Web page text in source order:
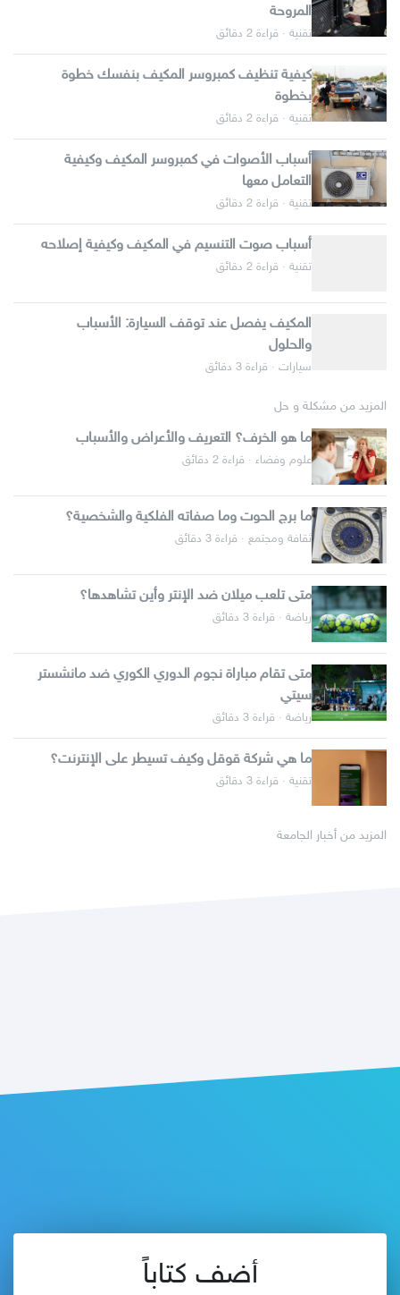
المروحة
تقنية · قراءة 2 دقائق
كيفية تنظيف كمبروسر المكيف بنفسك خطوة
بخطوة
تقنية · قراءة 2 دقائق
أسباب الأصوات في كمبروسر المكيف وكيفية
التعامل معها
تقنية · قراءة 2 دقائق
أسباب صوت التنسيم في المكيف وكيفية إصلاحه
تقنية · قراءة 2 دقائق
المكيف يفصل عند توقف السيارة: الأسباب
والحلول
سيارات · قراءة 3 دقائق
المزيد من مشكلة و حل
ما هو الخرف؟ التعريف والأعراض والأسباب
علوم وفضاء · قراءة 2 دقائق
ما برج الحوت وما صفاته الفلكية والشخصية؟
ثقافة ومجتمع · قراءة 3 دقائق
متى تلعب ميلان ضد الإنتر وأين تشاهدها؟
رياضة · قراءة 3 دقائق
متى تقام مباراة نجوم الدوري الكوري ضد مانشستر
سيتي
رياضة · قراءة 3 دقائق
ما هي شركة قوقل وكيف تسيطر على الإنترنت؟
تقنية · قراءة 3 دقائق
المزيد من أخبار الجامعة
أضف كتاباً